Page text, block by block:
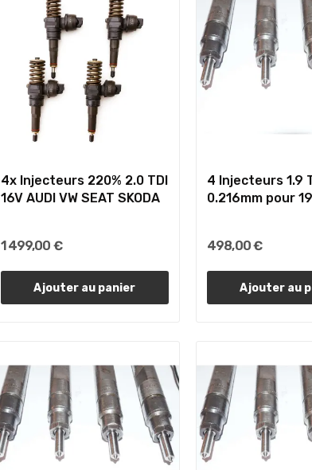
4x Injecteurs 220% 2.0 TDI
16V AUDI VW SEAT SKODA
1 499,00 €
Ajouter au panier
4 Injecteurs 1.9
0.216mm pour
498,00 €
Ajouter au